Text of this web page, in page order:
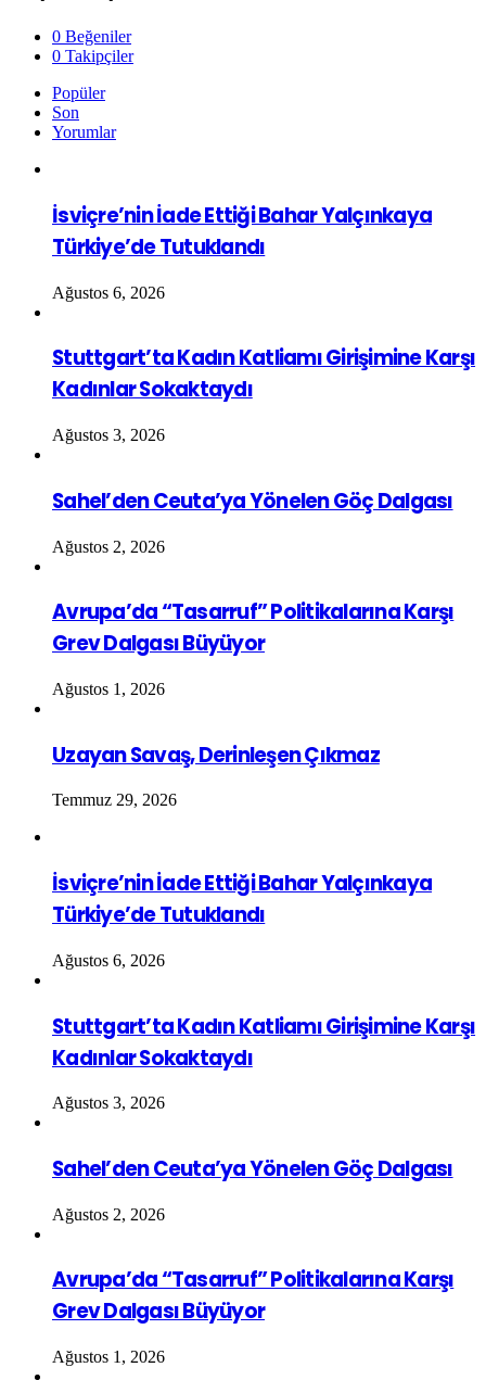
0 Beğeniler
0 Takipçiler
Popüler
Son
Yorumlar
İsviçre’nin İade Ettiği Bahar Yalçınkaya
Türkiye’de Tutuklandı
Ağustos 6, 2026
Stuttgart’ta Kadın Katliamı Girişimine Karşı
Kadınlar Sokaktaydı
Ağustos 3, 2026
Sahel’den Ceuta’ya Yönelen Göç Dalgası
Ağustos 2, 2026
Avrupa’da “Tasarruf” Politikalarına Karşı
Grev Dalgası Büyüyor
Ağustos 1, 2026
Uzayan Savaş, Derinleşen Çıkmaz
Temmuz 29, 2026
İsviçre’nin İade Ettiği Bahar Yalçınkaya
Türkiye’de Tutuklandı
Ağustos 6, 2026
Stuttgart’ta Kadın Katliamı Girişimine Karşı
Kadınlar Sokaktaydı
Ağustos 3, 2026
Sahel’den Ceuta’ya Yönelen Göç Dalgası
Ağustos 2, 2026
Avrupa’da “Tasarruf” Politikalarına Karşı
Grev Dalgası Büyüyor
Ağustos 1, 2026